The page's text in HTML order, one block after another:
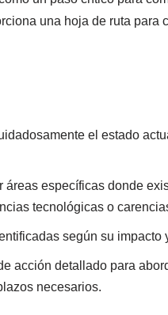
una hoja de ruta para
el estado
áreas específicas donde
tecnológicas o
según su impacto
acción detallado para
necesarios.